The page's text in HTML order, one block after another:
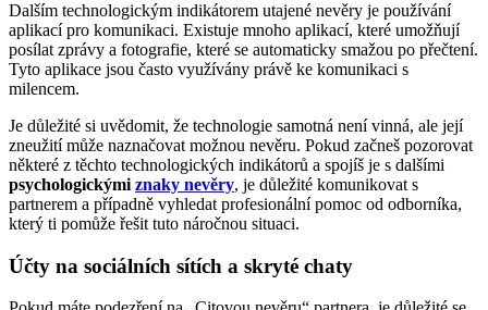
Dalším technologickým indikátorem utajené nevěry je používání
aplikací pro komunikaci. Existuje mnoho aplikací, které umožňují
posílat zprávy a fotografie, které se automaticky smažou po přečtení.
Tyto aplikace jsou často využívány právě ke komunikaci s
milencem.
Je důležité si uvědomit, že technologie samotná není vinná, ale její
zneužití může naznačovat možnou nevěru. Pokud začneš pozorovat
některé z těchto technologických indikátorů a spojíš je s dalšími
psychologickými znaky nevěry, je důležité komunikovat s
partnerem a případně vyhledat profesionální pomoc od odborníka,
který ti pomůže řešit tuto náročnou situaci.
Účty na sociálních sítích a skryté chaty